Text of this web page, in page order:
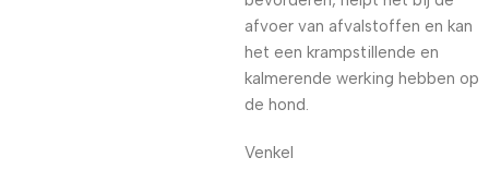
afvoer van afvalstoffen en kan
het een krampstillende en
kalmerende werking hebben op
de hond.
Venkel